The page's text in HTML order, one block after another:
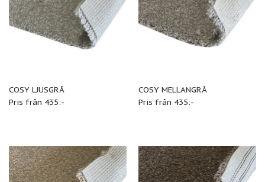
COSY LJUSGRÅ
Pris från 435:-
COSY MELLANGRÅ
Pris från 435:-